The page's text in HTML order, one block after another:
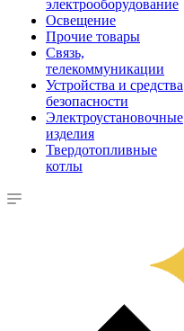
электрооборудование
Освещение
Прочие товары
Связь,
телекоммуникации
Устройства и средства
безопасности
Электроустановочные
изделия
Твердотопливные
котлы